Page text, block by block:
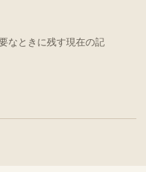
なときに残す現在の記